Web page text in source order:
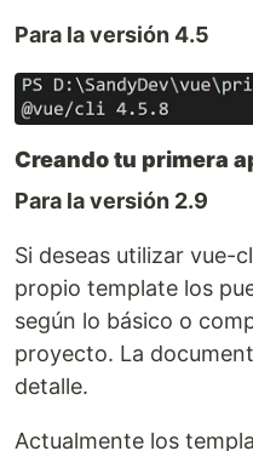
Para la versión 4.5
Creando tu primera
Para la versión 2.9
Si deseas utilizar vue-
propio template los
según lo básico o
proyecto. La
detalle.
Actualmente los